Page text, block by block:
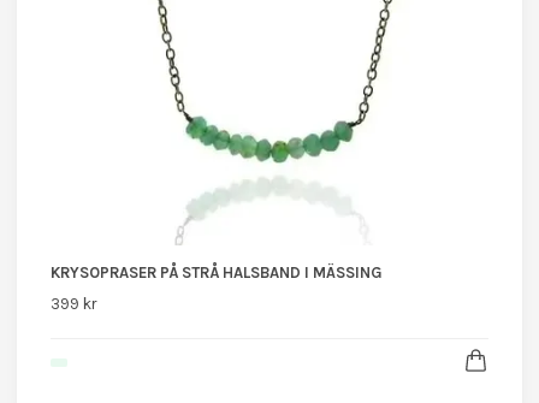
KRYSOPRASER PÅ STRÅ HALSBAND I MÄSSING
399 kr